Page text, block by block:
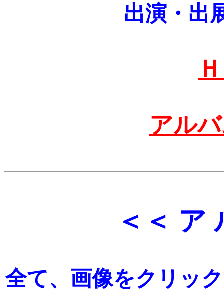
出演・出
アル
＜＜ ア
全て、画像をクリッ